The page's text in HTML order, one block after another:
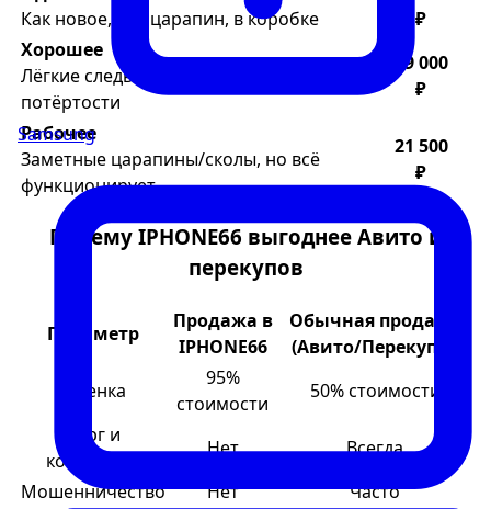
Samsung
Как новое, без царапин, в коробке
₽
Хорошее
Лёгкие следы использования, мелкие
потёртости
29 000
₽
Рабочее
Заметные царапины/сколы, но всё
функционирует
21 500
₽
Почему IPHONE66 выгоднее Авито и
перекупов
Параметр
Продажа в
IPHONE66
Обычная продажа
(Авито/Перекупы)
Оценка
95%
стоимости
50% стоимости
Торг и
конфликты
Нет
Всегда
Мошенничество
Нет
Часто